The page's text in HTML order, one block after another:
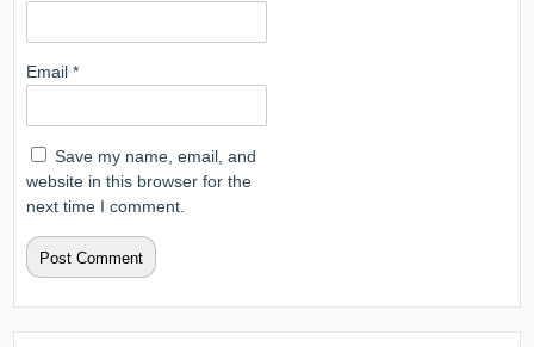
Email*
Save my name, email, and
website in this browser for the
next time I comment.